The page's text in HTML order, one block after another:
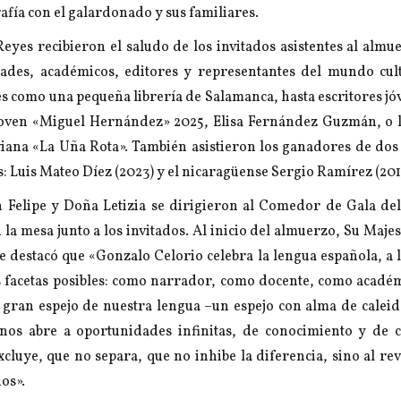
con el galardonado y sus familiares.
recibieron el saludo de los invitados asistentes al
académicos, editores y representantes del mundo
una pequeña librería de Salamanca, hasta escritores
«Miguel Hernández» 2025, Elisa Fernández Guzmán, o
«La Uña Rota». También asistieron los ganadores de
Luis Mateo Díez (2023) y el nicaragüense Sergio Ramírez
Felipe y Doña Letizia se dirigieron al Comedor de Gala
mesa junto a los invitados. Al inicio del almuerzo, Su
destacó que «Gonzalo Celorio celebra la lengua española, a
posibles: como narrador, como docente, como
espejo de nuestra lengua –un espejo con alma de
abre a oportunidades infinitas, de conocimiento y de
que no separa, que no inhibe la diferencia, sino al